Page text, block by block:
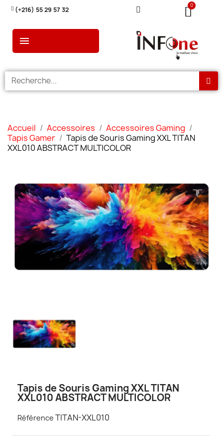
(+216) 55 29 57 32
Accueil Accessoires
Accessoires Gaming
Tapis Gamer
Tapis de Souris Gaming XXL TITAN
XXL010 ABSTRACT MULTICOLOR
Tapis de Souris Gaming XXL TITAN
XXL010 ABSTRACT MULTICOLOR
Référence TITAN-XXL010